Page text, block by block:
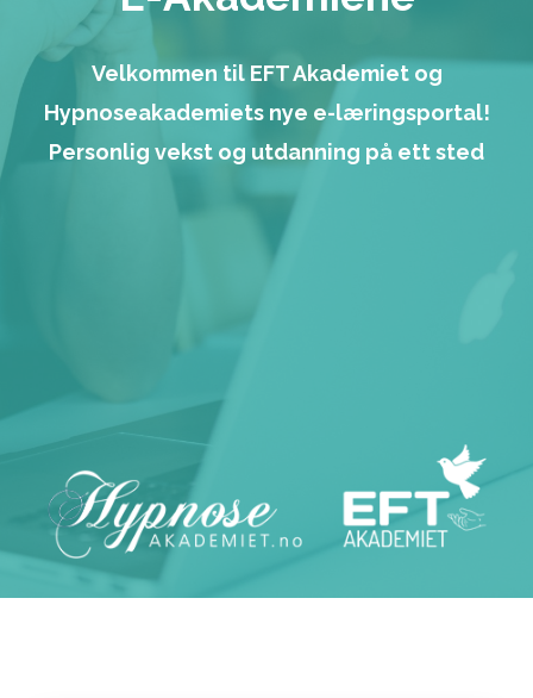
Velkommen til EFT Akademiet og
Hypnoseakademiets nye e-læringsportal!
Personlig vekst og utdanning på ett sted